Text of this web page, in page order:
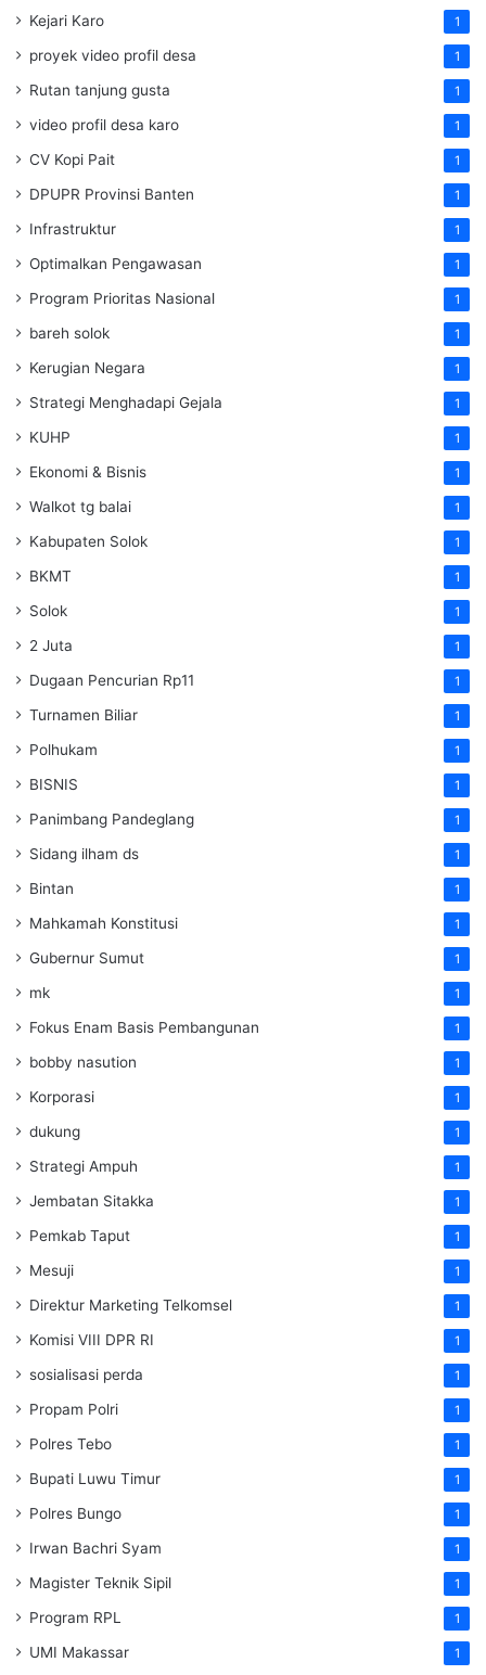
Kejari Karo 1
proyek video profil desa 1
Rutan tanjung gusta 1
video profil desa karo 1
CV Kopi Pait 1
DPUPR Provinsi Banten 1
Infrastruktur 1
Optimalkan Pengawasan 1
Program Prioritas Nasional 1
bareh solok 1
Kerugian Negara 1
Strategi Menghadapi Gejala 1
KUHP 1
Ekonomi & Bisnis 1
Walkot tg balai 1
Kabupaten Solok 1
BKMT 1
Solok 1
2 Juta 1
Dugaan Pencurian Rp11 1
Turnamen Biliar 1
Polhukam 1
BISNIS 1
Panimbang Pandeglang 1
Sidang ilham ds 1
Bintan 1
Mahkamah Konstitusi 1
Gubernur Sumut 1
mk 1
Fokus Enam Basis Pembangunan 1
bobby nasution 1
Korporasi 1
dukung 1
Strategi Ampuh 1
Jembatan Sitakka 1
Pemkab Taput 1
Mesuji 1
Direktur Marketing Telkomsel 1
Komisi VIII DPR RI 1
sosialisasi perda 1
Propam Polri 1
Polres Tebo 1
Bupati Luwu Timur 1
Polres Bungo 1
Irwan Bachri Syam 1
Magister Teknik Sipil 1
Program RPL 1
UMI Makassar 1